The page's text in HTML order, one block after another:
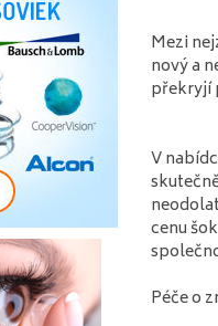
Mezi
nový a
překryjí
V
cenu
Péče o